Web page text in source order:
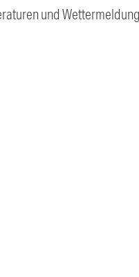
und